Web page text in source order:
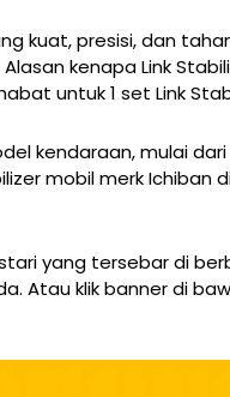
kuat, presisi, dan
kenapa Link
untuk 1 set Link
kendaraan, mulai
mobil merk Ichiban
yang tersebar di
Atau klik banner di